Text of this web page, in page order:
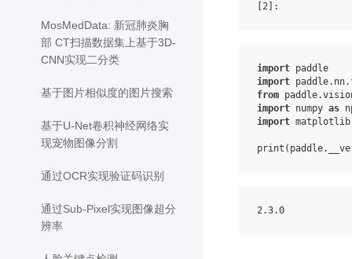
MosMedData: 新冠肺炎胸
部 CT扫描数据集上基于3D-
CNN实现二分类
基于图片相似度的图片搜索
基于U-Net卷积神经网络实
现宠物图像分割
通过OCR实现验证码识别
通过Sub-Pixel实现图像超分
辨率
[2]
import paddle
import
from
import numpy as
import
print ( paddle.
2.3.0